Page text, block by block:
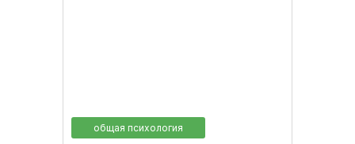
общая психология